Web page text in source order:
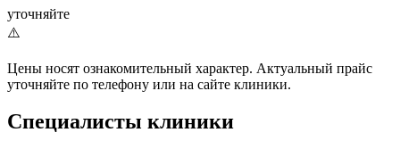
уточняйте
⚠️
Цены носят ознакомительный характер. Актуальный прайс
уточняйте по телефону или на сайте клиники.
Специалисты клиники